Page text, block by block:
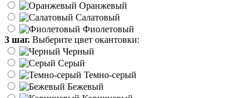
Оранжевый
Салатовый
Фиолетовый
3 шаг. Выберите цвет окантовки:
Черный
Серый
Темно-серый
Бежевый